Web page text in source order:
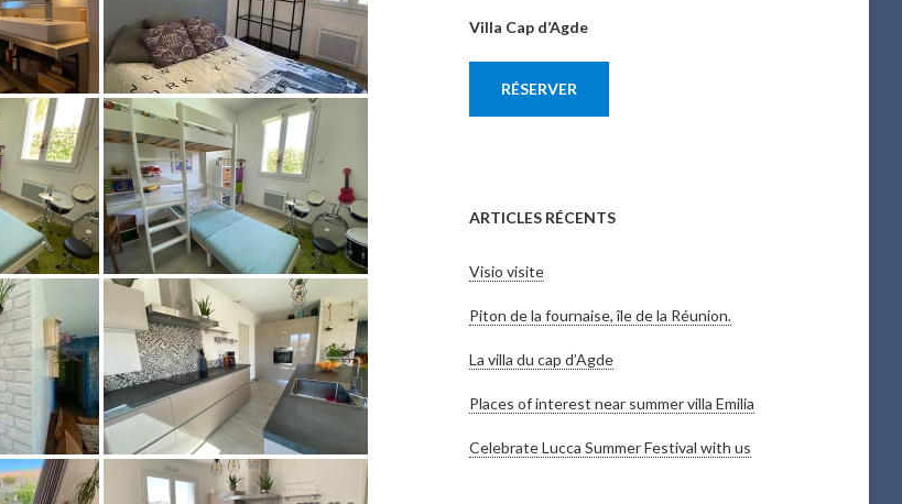
Villa Cap d’Agde
RÉSERVER
ARTICLES RÉCENTS
Visio visite
Piton de la fournaise, île de la Réunion.
La villa du cap d’Agde
Places of interest near summer villa Emilia
Celebrate Lucca Summer Festival with us